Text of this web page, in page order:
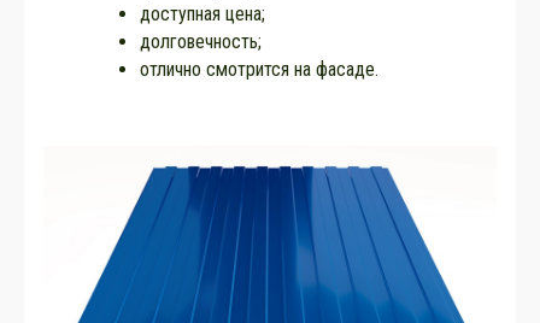
доступная цена;
долговечность;
отлично смотрится на фасаде.